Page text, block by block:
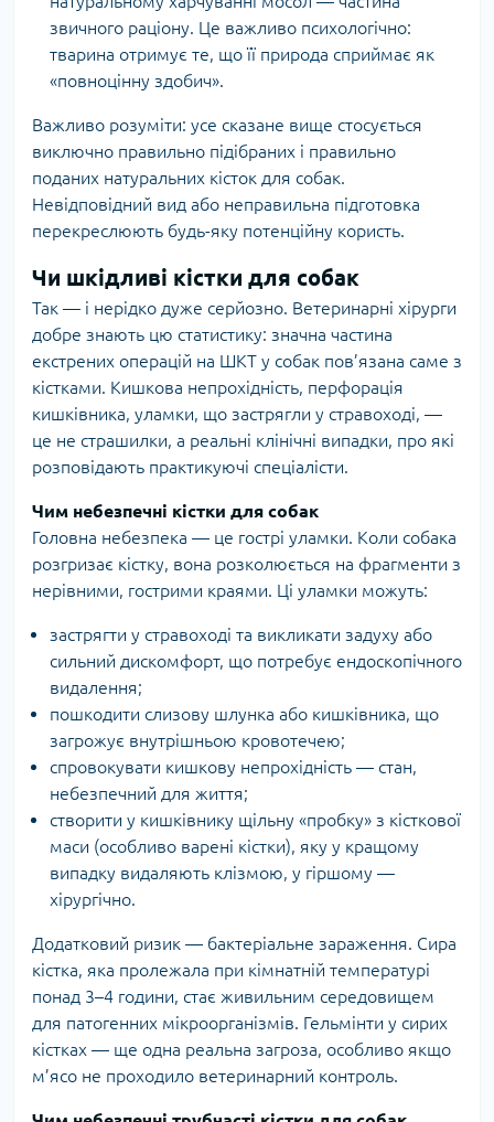
звичного раціону. Це важливо психологічно:
тварина отримує те, що її природа сприймає як
«повноцінну здобич».
Важливо розуміти: усе сказане вище стосується
виключно правильно підібраних і правильно
поданих натуральних кісток для собак.
Невідповідний вид або неправильна підготовка
перекреслюють будь-яку потенційну користь.
Чи шкідливі кістки для собак
Так — і нерідко дуже серйозно. Ветеринарні хірурги
добре знають цю статистику: значна частина
екстрених операцій на ШКТ у собак пов’язана саме з
кістками. Кишкова непрохідність, перфорація
кишківника, уламки, що застрягли у стравоході, —
це не страшилки, а реальні клінічні випадки, про які
розповідають практикуючі спеціалісти.
Чим небезпечні кістки для собак
Головна небезпека — це гострі уламки. Коли собака
розгризає кістку, вона розколюється на фрагменти з
нерівними, гострими краями. Ці уламки можуть:
застрягти у стравоході та викликати задуху або
сильний дискомфорт, що потребує ендоскопічного
видалення;
пошкодити слизову шлунка або кишківника, що
загрожує внутрішньою кровотечею;
спровокувати кишкову непрохідність — стан,
небезпечний для життя;
створити у кишківнику щільну «пробку» з кісткової
маси (особливо варені кістки), яку у кращому
випадку видаляють клізмою, у гіршому —
хірургічно.
Додатковий ризик — бактеріальне зараження. Сира
кістка, яка пролежала при кімнатній температурі
понад 3–4 години, стає живильним середовищем
для патогенних мікроорганізмів. Гельмінти у сирих
кістках — ще одна реальна загроза, особливо якщо
м’ясо не проходило ветеринарний контроль.